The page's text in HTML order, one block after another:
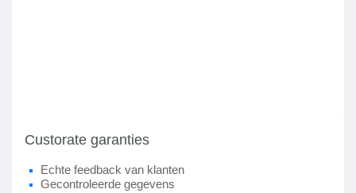
Custorate garanties
Echte feedback van klanten
Gecontroleerde gegevens